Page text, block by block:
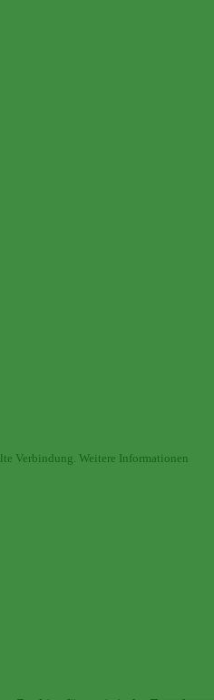
Verbindung. Weitere Informationen